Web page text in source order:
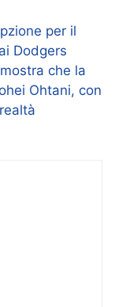
per il
Dodgers
che la
Ohtani, con